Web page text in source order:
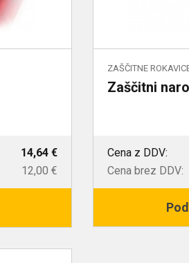
14,64 €
12,00 €
ZAŠČITNE
Zaščitni
Cena z DDV:
Cena brez DDV: